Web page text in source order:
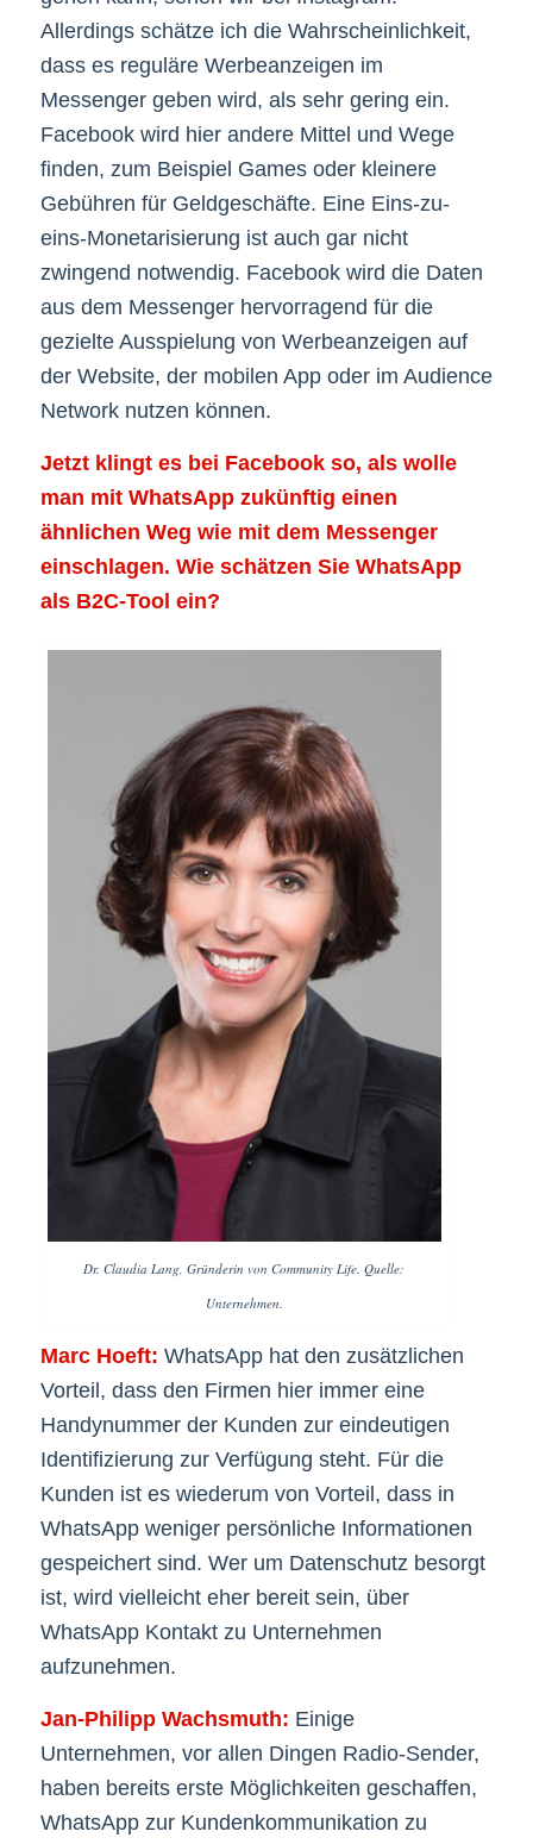
Allerdings schätze ich die Wahrscheinlichkeit,
dass es reguläre Werbeanzeigen im
Messenger geben wird, als sehr gering ein.
Facebook wird hier andere Mittel und Wege
finden, zum Beispiel Games oder kleinere
Gebühren für Geldgeschäfte. Eine Eins-zu-
eins-Monetarisierung ist auch gar nicht
zwingend notwendig. Facebook wird die Daten
aus dem Messenger hervorragend für die
gezielte Ausspielung von Werbeanzeigen auf
der Website, der mobilen App oder im Audience
Network nutzen können.
Jetzt klingt es bei Facebook so, als wolle
man mit WhatsApp zukünftig einen
ähnlichen Weg wie mit dem Messenger
einschlagen. Wie schätzen Sie WhatsApp
als B2C-Tool ein?
Dr. Claudia Lang, Gründerin von Community Life. Quelle:
Unternehmen.
Marc Hoeft: WhatsApp hat den zusätzlichen
Vorteil, dass den Firmen hier immer eine
Handynummer der Kunden zur eindeutigen
Identifizierung zur Verfügung steht. Für die
Kunden ist es wiederum von Vorteil, dass in
WhatsApp weniger persönliche Informationen
gespeichert sind. Wer um Datenschutz besorgt
ist, wird vielleicht eher bereit sein, über
WhatsApp Kontakt zu Unternehmen
aufzunehmen.
Jan-Philipp Wachsmuth: Einige
Unternehmen, vor allen Dingen Radio-Sender,
haben bereits erste Möglichkeiten geschaffen,
WhatsApp zur Kundenkommunikation zu